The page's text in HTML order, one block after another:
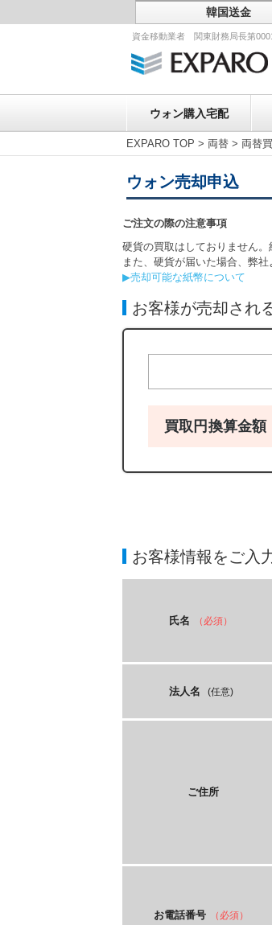
韓国送金
資金移動業者 関東財務局長第
ウォン購入宅配
EXPARO TOP > 両替 > 両替
ウォン売却申込
ご注文の際の注意事項
硬貨の買取はしておりません。
また、硬貨が届いた場合、弊
▶売却可能な紙幣について
お客様が売却され
買取円換算金額
お客様情報をご入
氏名 （必須）
法人名 (任意)
ご住所
お電話番号 （必須）